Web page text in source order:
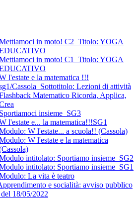
in moto! C2_Titolo: YOGA
in moto! C1_Titolo: YOGA
l'estate e la matematica !!!
Cassola_Sottotitolo: Lezioni di attività
Matematico Ricorda, Applica,
Sportiamoci insieme_SG3
l'estate e... la matematica!!!SG1
W l'estate... a scuola!! (Cassola)
W l'estate e la matematica
intitolato: Sportiamo insieme_SG2
intitolato: Sportiamo insieme_SG1
La vita è teatro
e socialità: avviso pubblico
18/05/2022